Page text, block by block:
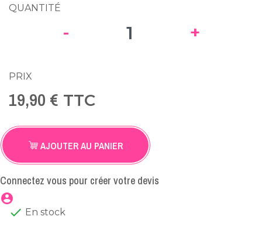
QUANTITÉ
- +
PRIX
19,90 € TTC
AJOUTER AU PANIER
Connectez vous pour créer votre devis
account_circle
 En stock